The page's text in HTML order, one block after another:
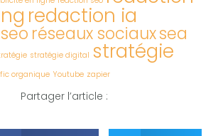
redaction ia
réseaux sociauxsea
stratégie digital stratégie
organique Youtube zapier
Partager l’article :